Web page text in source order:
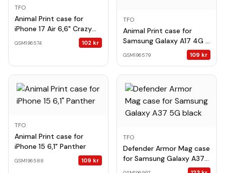
TFO
Animal Print case for
iPhone 17 Air 6,6" Crazy
GSM196574 102 kr
TFO
Animal Print case for
Samsung Galaxy A17 4G /
A17 5G / A18 5G Crazy
GSM196579 109 kr
TFO
Animal Print case for
iPhone 15 6,1" Panther
GSM196588 109 kr
TFO
Defender Armor Mag case
for Samsung Galaxy A37